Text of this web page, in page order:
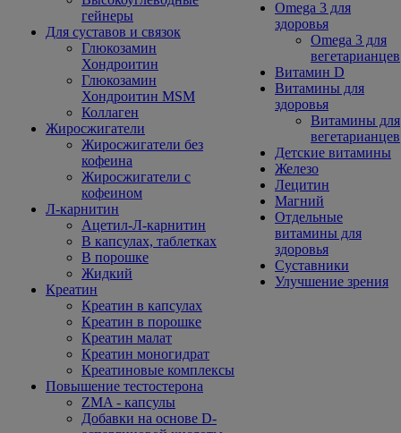
гейнеры
Для суставов и связок
Глюкозамин
Хондроитин
Глюкозамин
Хондроитин MSM
Коллаген
Жиросжигатели
Жиросжигатели без
кофеина
Жиросжигатели с
кофеином
Л-карнитин
Ацетил-Л-карнитин
В капсулах, таблетках
В порошке
Жидкий
Креатин
Креатин в капсулах
Креатин в порошке
Креатин малат
Креатин моногидрат
Креатиновые комплексы
Повышение тестостерона
ZMA - капсулы
Добавки на основе D-
Omega 3 для
здоровья
Omega 3 для
вегетарианцев
Витамин D
Витамины для
здоровья
Витамины для
вегетарианцев
Детские витамины
Железо
Лецитин
Магний
Отдельные
витамины для
здоровья
Суставники
Улучшение зрения